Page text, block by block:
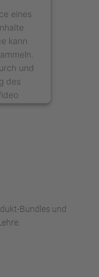
eines
kann
und
des
Bundles und